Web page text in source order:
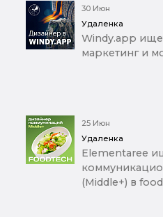
30 Июн
Удаленка
Windy.app
маркетинг и
25 Июн
Удаленка
Elementaree
(Middle+) в